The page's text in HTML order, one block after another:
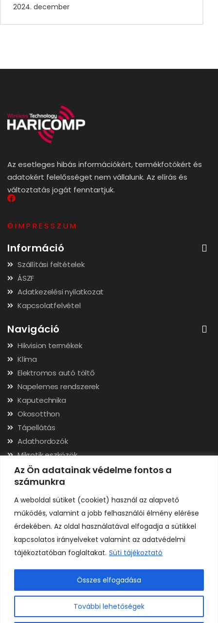
Az Ön adatainak védelme fontos a
számunkra
A weboldal sütiket (cookiet) használ az alapvető
működés, valamint a jobb felhasználói élmény elérése
érdekében. Az oldal használatával elfogadja a sütikkel
kapcsolatos irányelveket valamint az adatvédelmi
tájékoztatóban foglaltakat. Süti tájékoztató
További lehetőségek
Összes elfogadása
2024. december
Az esetleges hibás információkért, termékfotókért és
adatokért felelősséget nem vállalunk. Az elírás és
változtatás jogát fenntartjuk.
© I M P R E S S Z U M
Információ
Szállítási feltételek
ÁSZF
Adatkezelési nyilatkozat
Kapcsolatfelvétel
Navigáció
Hikvision termékek
Klíma
Elektromos autó töltő
Napelemes rendszerek
Kaputechnika
Okosotthon
Tápellátás
Adathordozók
Mikrotik eszközök
Hálózati kábelek, csatlakozók
Szerszámok
Elérhetőségek
Adószám: 24323257-2-02
Cégjegyzékszám: 02-09-079991
Bankszámla: 11731001-23136207